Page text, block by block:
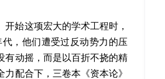
始这项宏大的学术工程时，
，他们遭受过反动势力的压
有动摇，而是以百折不挠的精
配合下，三卷本《资本论》